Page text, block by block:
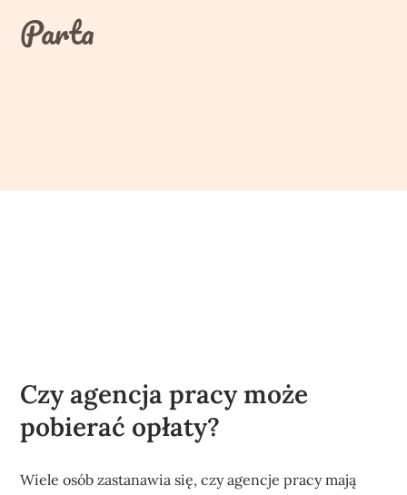
contentParta
Czy agencja pracy może
pobierać opłaty?
Wiele osób zastanawia się, czy agencje pracy mają